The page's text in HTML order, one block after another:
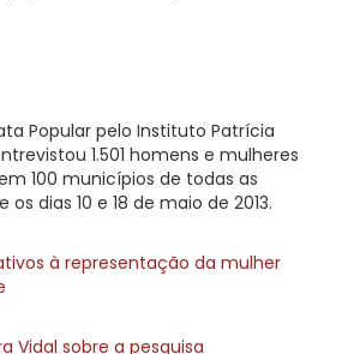
Popular pelo Instituto Patrícia
1.501 homens e mulheres
100 municípios de todas as
dias 10 e 18 de maio de 2013.
à representação da mulher
Vidal sobre a pesquisa